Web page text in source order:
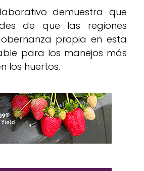
demuestra que
de que las regiones
propia en esta
para los manejos más
los huertos.